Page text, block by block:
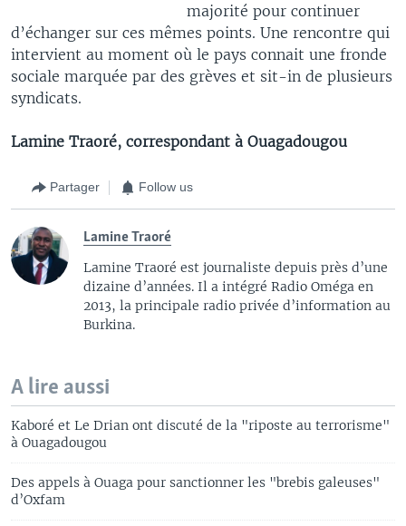
majorité pour continuer
d’échanger sur ces mêmes points. Une rencontre qui
intervient au moment où le pays connait une fronde
sociale marquée par des grèves et sit-in de plusieurs
syndicats.
Lamine Traoré, correspondant à Ouagadougou
Partager Follow us
Lamine Traoré
Lamine Traoré est journaliste depuis près d’une
dizaine d’années. Il a intégré Radio Oméga en
2013, la principale radio privée d’information au
Burkina.
A lire aussi
Kaboré et Le Drian ont discuté de la "riposte au terrorisme"
à Ouagadougou
Des appels à Ouaga pour sanctionner les "brebis galeuses"
d’Oxfam